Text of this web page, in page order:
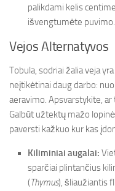
palikdami kelis
išvengtumėte puvimo.
Vejos Alternatyvos
Tobula, sodriai žalia veja
neįtikėtinai daug darbo:
aeravimo. Apsvarstykite,
Galbūt užtektų mažo
paversti kažkuo kur kas
Kiliminiai augalai:
sparčiai plintančius
(Thymus), šliaužiantis